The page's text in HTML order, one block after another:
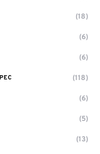
(18)
(6)
(6)
(118)
(6)
(5)
(13)